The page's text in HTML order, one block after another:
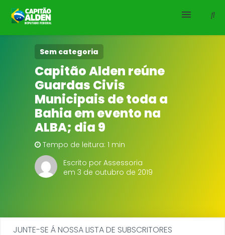
HOME
NOTÍCIAS
BIOGRAFIA
DOWNLOADS
EMENDAS
PROJETOS
Sem categoria
Capitão Alden reúne
Guardas Civis
Municipais de toda a
Bahia em evento na
ALBA; dia 9
Tempo de leitura: 1 min
Escrito por Assessoria
em 3 de outubro de 2019
JUNTE-SE Á NOSSA LISTA DE SUBSCRITORES